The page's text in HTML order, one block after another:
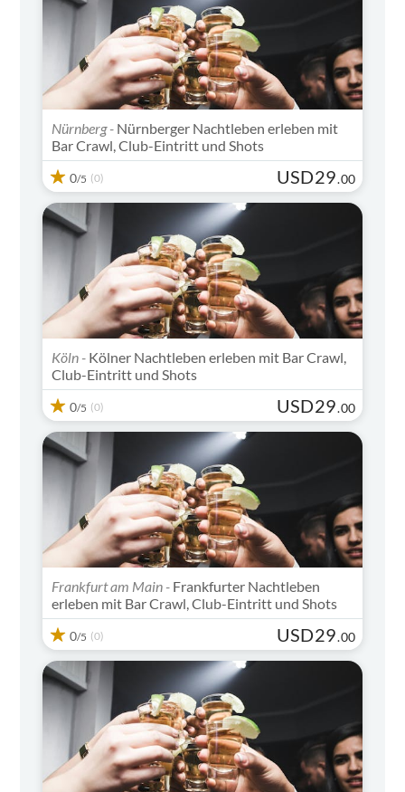
Nürnberg - Nürnberger Nachtleben erleben mit
Bar Crawl, Club-Eintritt und Shots
0/5 (0) USD29.00
Köln - Kölner Nachtleben erleben mit Bar Crawl,
Club-Eintritt und Shots
0/5 (0) USD29.00
Frankfurt am Main - Frankfurter Nachtleben
erleben mit Bar Crawl, Club-Eintritt und Shots
0/5 (0) USD29.00